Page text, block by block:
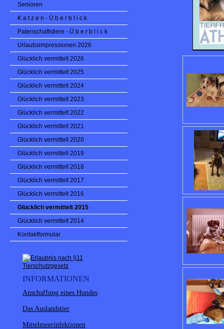
Senioren
K a t z e n - Ü b e r b l i c k
Patenschaftstiere - Ü b e r b l i c k
Urlaubsimpressionen 2026
Glücklich vermittelt 2026
Glücklich vermittelt 2025
Glücklich vermittelt 2024
Glücklich vermittelt 2023
Glücklich vermittelt 2022
Glücklich vermittelt 2021
Glücklich vermittelt 2020
Glücklich vermittelt 2019
Glücklich vermittelt 2018
Glücklich vermittelt 2017
Glücklich vermittelt 2016
Glücklich vermittelt 2015
Glücklich vermittelt 2014
Kontaktformular
INFORMATIONEN
Anschaffung eines Hundes
Das Auslandstier
Mittelmeerinfektionen